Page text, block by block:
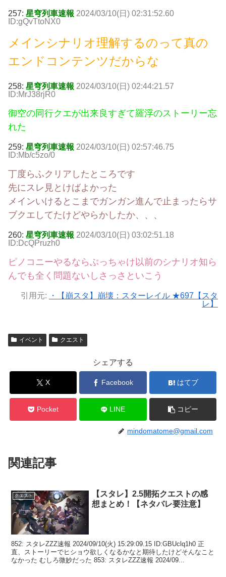
257: 星穹列車速報 2024/03/10(日) 02:31:52.60
ID:gQvTtoNX0
メインシナリオ理解するのって真の
エンドコンテンツだからな
258: 星穹列車速報 2024/03/10(日) 02:44:21.57
ID:MrJ38rjR0
御空の同行クエが出来良すぎて羅浮のストーリー忘
れた
259: 星穹列車速報 2024/03/10(日) 02:57:46.75
ID:Mb/c5zo/0
丁度らふクリアしたところです
先にスレ見とけばよかった
メインいけるとこまでガンガン進んで止まったらサ
ブクエしてたけどやらかしたか、、、
260: 星穹列車速報 2024/03/10(日) 03:02:51.18
ID:DcQPruzh0
ピノコニーやるならぶっちゃけ以前のシナリオ知ら
んでも全く問題ないしさっさといこう
引用元:
・【崩スタ】崩壊：スターレイル ★697【スタ
レ】
イベント クエスト
シェアする
X Facebook はてブ
Pocket LINE コピー
mindomatome@gmail.com
関連記事
クエスト
【スタレ】2.5開拓クエストの感
想まとめ！【ネタバレ要注意】
852: スタレZZZ速報 2024/09/10(火) 15:29:09.15 ID:GBUclq1h0 正
直、ストーリーでヒショウ欲しくなるかなと期待したけどそんなこと
なかった むしろ微妙だった 853: スタレZZZ速報 2024/09...